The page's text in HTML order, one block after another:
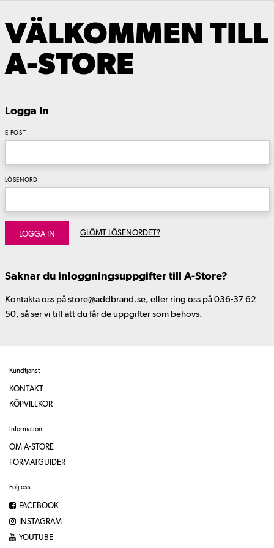
VÄLKOMMEN TILL
A-STORE
Logga In
E-POST
LÖSENORD
LOGGA IN GLÖMT LÖSENORDET?
Saknar du inloggningsuppgifter till A-Store?
Kontakta oss på store@addbrand.se, eller ring oss på 036-37 62
50, så ser vi till att du får de uppgifter som behövs.
Kundtjänst
KONTAKT
KÖPVILLKOR
Information
OM A-STORE
FORMATGUIDER
Följ oss
FACEBOOK
INSTAGRAM
YOUTUBE